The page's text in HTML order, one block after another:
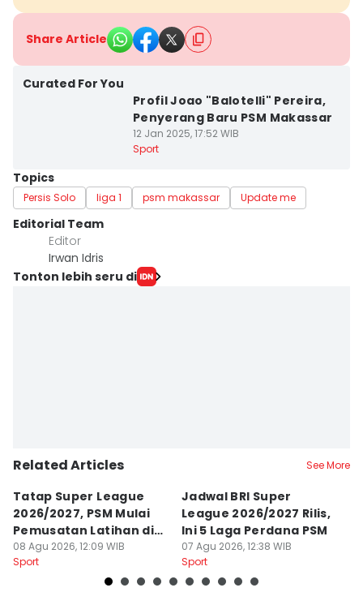
Share Article
Curated For You
Profil Joao "Balotelli" Pereira,
Penyerang Baru PSM Makassar
12 Jan 2025, 17:52 WIB
Sport
Topics
Persis Solo liga 1 psm makassar Update me
Editorial Team
Editor
Irwan Idris
Tonton lebih seru di
Related Articles See More
Tatap Super League
2026/2027, PSM Mulai
Pemusatan Latihan di
Jogja
08 Agu 2026, 12:09 WIB
Sport
Jadwal BRI Super
League 2026/2027 Rilis,
Ini 5 Laga Perdana PSM
07 Agu 2026, 12:38 WIB
Sport